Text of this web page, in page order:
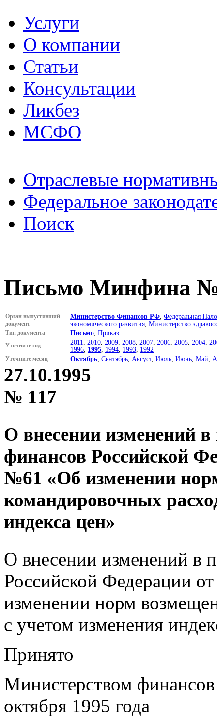
Услуги
О компании
Статьи
Консультации
Ликбез
МСФО
Отраслевые
Федеральное
Поиск
Письмо Минфина №
Орган выпустивший
документ
Министерство Финансов РФ Федеральная
экономического развития Министерство
Тип документа Письмо Приказ
Уточните год 2011 2010 2009 2008 2007 2006 2005 2004
1996 1995 1994 1993 1992
Уточните месяц Октябрь Сентябрь Август, Июль Июнь Май
27.10.1995
№ 117
О внесении изменений
финансов Российской
№61 «Об изменении
командировочных
индекса цен»
О внесении изменений в
Российской Федерации
изменении норм
с учетом изменения
Принято
Министерством
октября 1995 года